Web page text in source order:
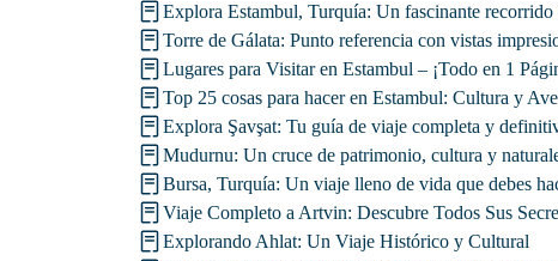
Explora Estambul, Turquía: Un fascinante recorrido
Torre de Gálata: Punto referencia con vistas
Lugares para Visitar en Estambul – ¡Todo en 1
Top 25 cosas para hacer en Estambul: Cultura y
Explora Şavşat: Tu guía de viaje completa y
Mudurnu: Un cruce de patrimonio, cultura y
Bursa, Turquía: Un viaje lleno de vida que debes
Viaje Completo a Artvin: Descubre Todos Sus
Explorando Ahlat: Un Viaje Histórico y Cultural